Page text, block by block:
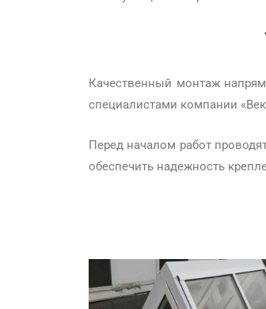
Качественный монтаж
специалистами компании
Перед началом работ
обеспечить надежность